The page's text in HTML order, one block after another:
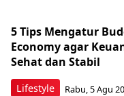
Lifestyle
5 Tips Mengatur
Economy agar
Sehat dan Stabil
Rabu, 5 Agu